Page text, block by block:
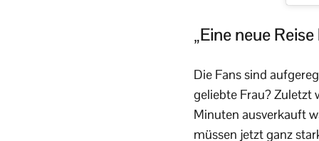
„Eine neue
Die Fans sind
geliebte Frau? Zuletzt
Minuten ausverkauft
müssen jetzt ganz